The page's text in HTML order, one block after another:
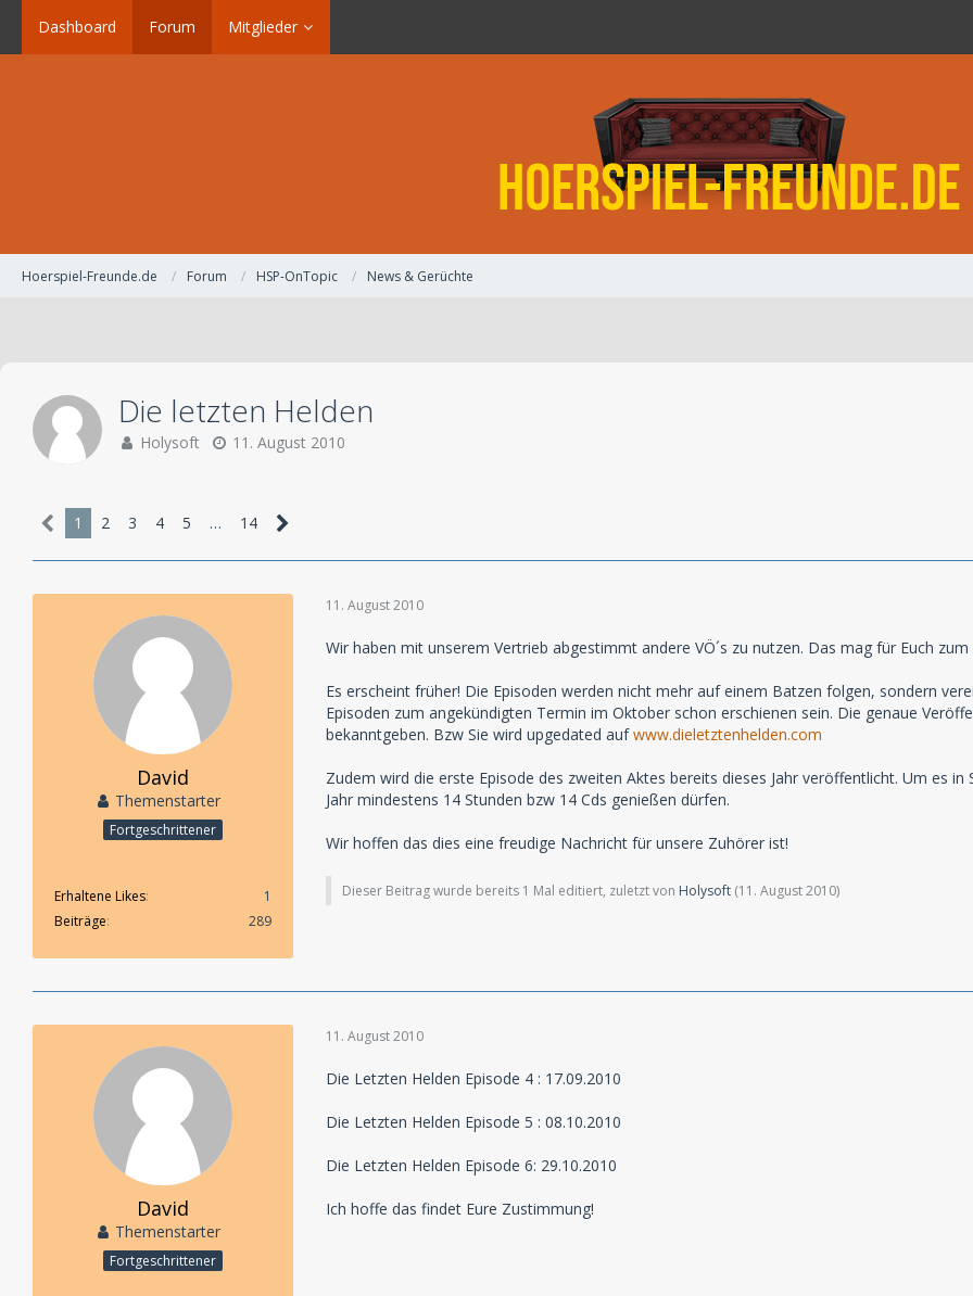
Dashboard Forum Mitglieder
Hoerspiel-Freunde.de Forum HSP-OnTopic News & Gerüchte
Die letzten Helden
Holysoft 11. August 2010
1 2 3 4 5 … 14
David
Themenstarter
Fortgeschrittener
Erhaltene Likes
1
Beiträge
289
11. August 2010
Wir haben mit unserem Vertrieb abgestimmt andere VÖ´s zu nutzen. Das mag für Euch zum
Es erscheint früher! Die Episoden werden nicht mehr auf einem Batzen folgen, sondern
Episoden zum angekündigten Termin im Oktober schon erschienen sein. Die genaue
bekanntgeben. Bzw Sie wird upgedated aufwww.dieletztenhelden.com
Zudem wird die erste Episode des zweiten Aktes bereits dieses Jahr veröffentlicht. Um es
Jahr mindestens 14 Stunden bzw 14 Cds genießen dürfen.
Wir hoffen das dies eine freudige Nachricht für unsere Zuhörer ist!
Dieser Beitrag wurde bereits 1 Mal editiert, zuletzt von Holysoft (11. August 2010)
David
Themenstarter
Fortgeschrittener
11. August 2010
Die Letzten Helden Episode 4 : 17.09.2010
Die Letzten Helden Episode 5 : 08.10.2010
Die Letzten Helden Episode 6: 29.10.2010
Ich hoffe das findet Eure Zustimmung!